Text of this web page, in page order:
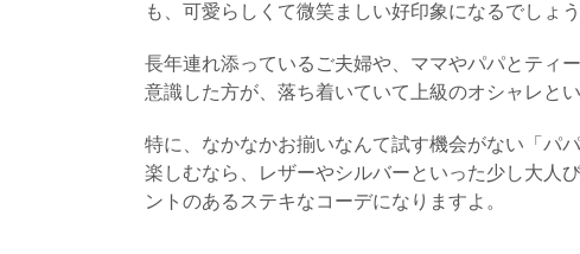
も、可愛らしくて微笑ましい好印象になるでしょう
長年連れ添っているご夫婦や、ママやパパとティ
意識した方が、落ち着いていて上級のオシャレと
特に、なかなかお揃いなんて試す機会がない「パ
楽しむなら、レザーやシルバーといった少し大人
ントのあるステキなコーデになりますよ。